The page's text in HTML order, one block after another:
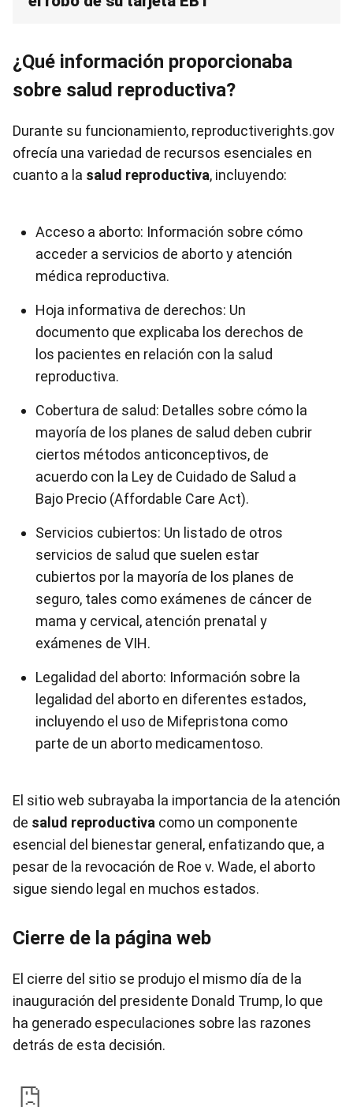
¿Qué información proporcionaba
sobre salud reproductiva?
Durante su funcionamiento, reproductiverights.gov
ofrecía una variedad de recursos esenciales en
cuanto a la salud reproductiva, incluyendo:
Acceso a aborto: Información sobre cómo
acceder a servicios de aborto y atención
médica reproductiva.
Hoja informativa de derechos: Un
documento que explicaba los derechos de
los pacientes en relación con la salud
reproductiva.
Cobertura de salud: Detalles sobre cómo la
mayoría de los planes de salud deben cubrir
ciertos métodos anticonceptivos, de
acuerdo con la Ley de Cuidado de Salud a
Bajo Precio (Affordable Care Act).
Servicios cubiertos: Un listado de otros
servicios de salud que suelen estar
cubiertos por la mayoría de los planes de
seguro, tales como exámenes de cáncer de
mama y cervical, atención prenatal y
exámenes de VIH.
Legalidad del aborto: Información sobre la
legalidad del aborto en diferentes estados,
incluyendo el uso de Mifepristona como
parte de un aborto medicamentoso.
El sitio web subrayaba la importancia de la atención
de salud reproductiva como un componente
esencial del bienestar general, enfatizando que, a
pesar de la revocación de Roe v. Wade, el aborto
sigue siendo legal en muchos estados.
Cierre de la página web
El cierre del sitio se produjo el mismo día de la
inauguración del presidente Donald Trump, lo que
ha generado especulaciones sobre las razones
detrás de esta decisión.